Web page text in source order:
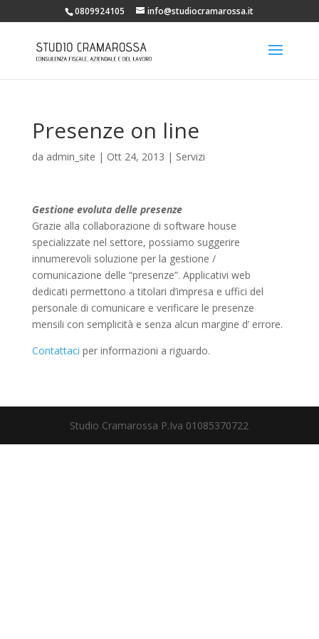
0809924105 info@studiocramarossa.it
Presenze on line
da admin_site | Ott 24, 2013 | Servizi
Gestione evoluta delle presenze
Grazie alla collaborazione di software house
specializzate nel settore, possiamo suggerire
innumerevoli soluzione per la gestione /
comunicazione delle “presenze”. Applicativi web
dedicati permettono a titolari d’impresa e uffici del
personale di comunicare e verificare le presenze
mensili con semplicità e senza alcun margine d’ errore.
Contattaci per informazioni a riguardo.
Studio Cramarossa P.Iva 01085370722